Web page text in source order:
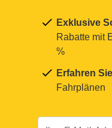
Exklusive
Rabatte mit
%
Erfahren
Fahrplänen